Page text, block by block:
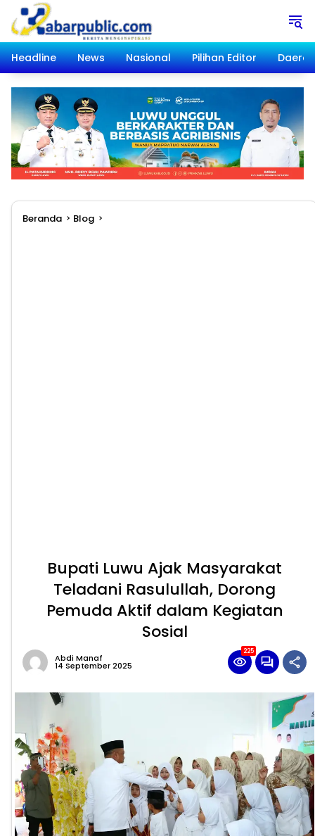
Langsung
konten
Headline
News Nasional Pilihan Editor Daerah
Beranda Blog
Bupati Luwu Ajak Masyarakat
Teladani Rasulullah, Dorong
Pemuda Aktif dalam Kegiatan
Sosial
Abdi Manaf
14 September 2025
225